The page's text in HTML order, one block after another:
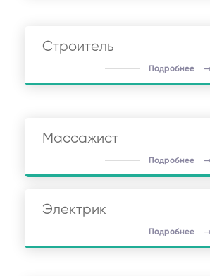
Строитель
Подробнее
Массажист
Подробнее
Электрик
Подробнее